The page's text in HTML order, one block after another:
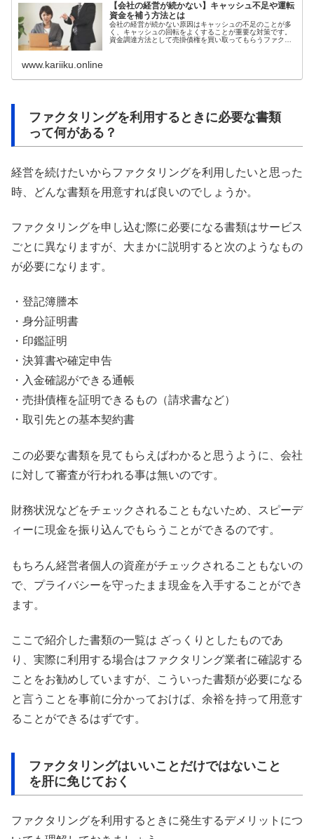
【会社の経営が続かない】キャッシュ不足や運転
資金を補う方法とは
会社の経営が続かない原因はキャッシュの不足のことが多
く、キャッシュの回転をよくすることが重要な対策です。
資金調達方法として売掛債権を買い取ってもらうファクタ
www.kariiku.online
ファクタリングを利用するときに必要な書類
って何がある？
経営を続けたいからファクタリングを利用したいと思った
時、どんな書類を用意すれば良いのでしょうか。
ファクタリングを申し込む際に必要になる書類はサービス
ごとに異なりますが、大まかに説明すると次のようなもの
が必要になります。
・登記簿謄本
・身分証明書
・印鑑証明
・決算書や確定申告
・入金確認ができる通帳
・売掛債権を証明できるもの（請求書など）
・取引先との基本契約書
この必要な書類を見てもらえばわかると思うように、会社
に対して審査が行われる事は無いのです。
財務状況などをチェックされることもないため、スピーデ
ィーに現金を振り込んでもらうことができるのです。
もちろん経営者個人の資産がチェックされることもないの
で、プライバシーを守ったまま現金を入手することができ
ます。
ここで紹介した書類の一覧は ざっくりとしたものであ
り、実際に利用する場合はファクタリング業者に確認する
ことをお勧めしていますが、こういった書類が必要になる
と言うことを事前に分かっておけば、余裕を持って用意す
ることができるはずです。
ファクタリングはいいことだけではないこと
を肝に免じておく
ファクタリングを利用するときに発生するデメリットにつ